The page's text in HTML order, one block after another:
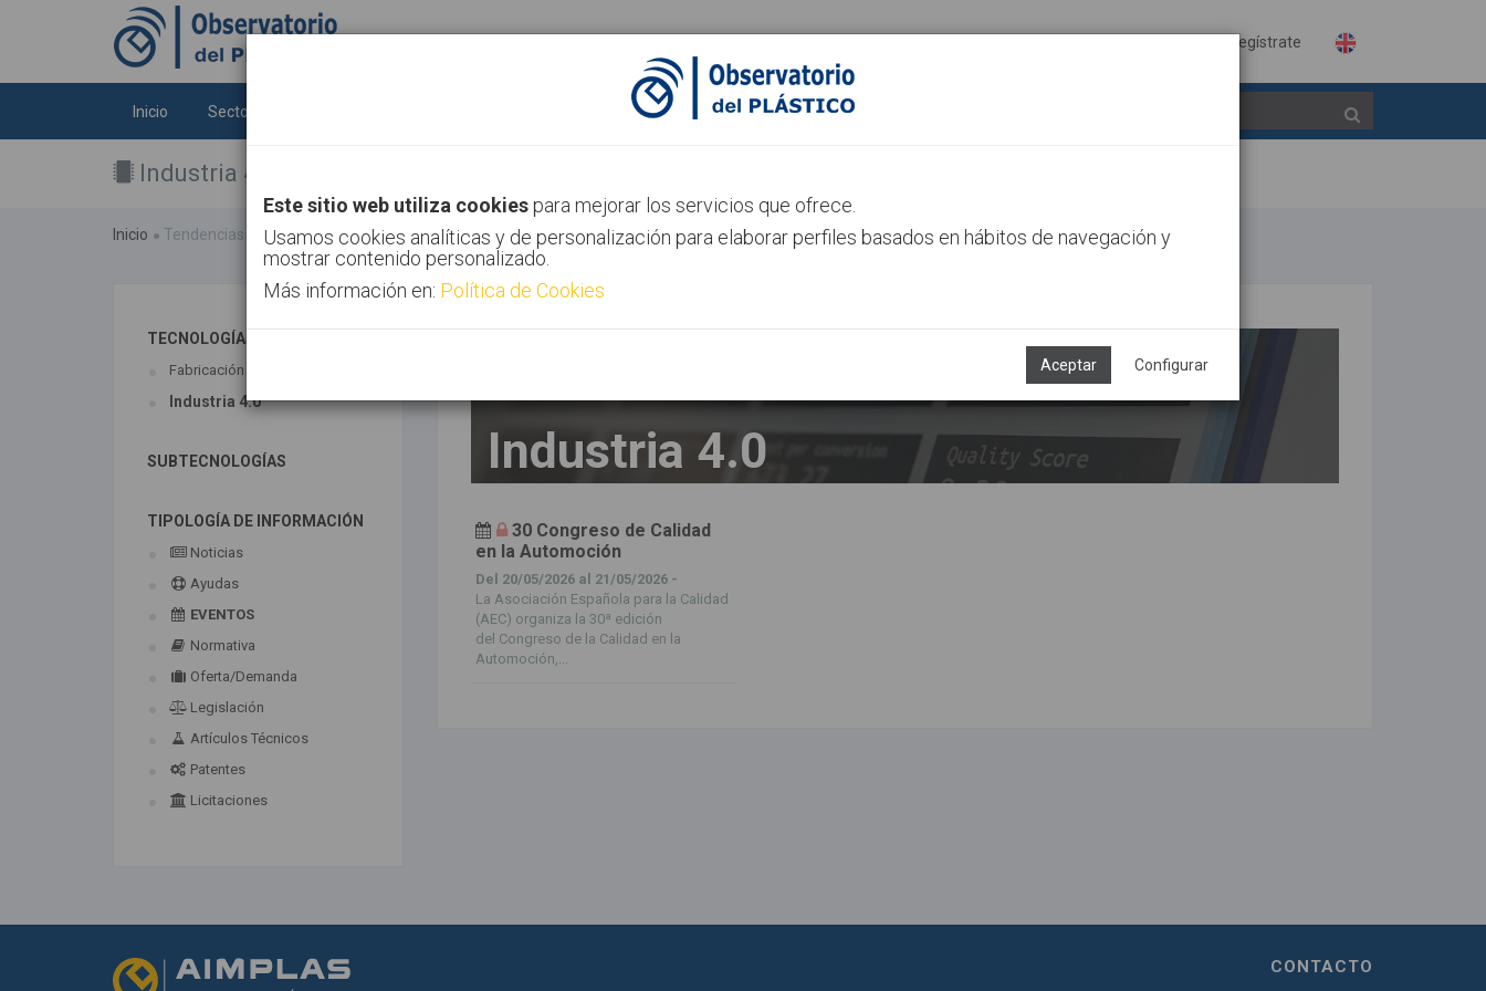
Regístrate
Inicio Sectores Canal AIMPLAS Contacto
Industria 4.0
Inicio Tendencias Industria 4.0
Este sitio web utiliza cookies para mejorar los servicios que ofrece.
Usamos cookies analíticas y de personalización para elaborar perfiles basados en hábitos de navegación y
mostrar contenido personalizado.
Más información en: Política de Cookies
Aceptar Configurar
TECNOLOGÍAS ASOCIADAS
Fabricación aditiva
Industria 4.0
SUBTECNOLOGÍAS
TIPOLOGÍA DE INFORMACIÓN
Noticias
Ayudas
EVENTOS
Normativa
Oferta/Demanda
Legislación
Artículos Técnicos
Patentes
Licitaciones
Industria 4.0
30 Congreso de Calidad
en la Automoción
Del 20/05/2026 al 21/05/2026 -
La Asociación Española para la Calidad
(AEC) organiza la 30ª edición
del Congreso de la Calidad en la
Automoción,...
CONTACTO